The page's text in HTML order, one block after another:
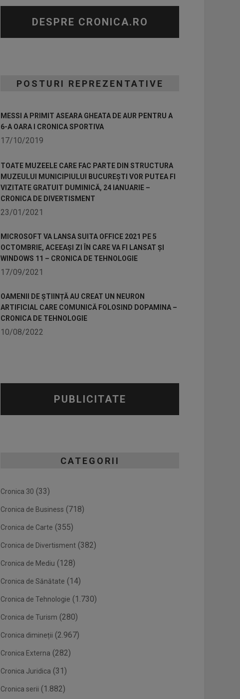
DESPRE CRONICA.RO
POSTURI REPREZENTATIVE
MESSI A PRIMIT ASEARA GHEATA DE AUR PENTRU A
6-A OARA I CRONICA SPORTIVA
17/10/2019
TOATE MUZEELE CARE FAC PARTE DIN STRUCTURA
MUZEULUI MUNICIPIULUI BUCUREȘTI VOR PUTEA FI
VIZITATE GRATUIT DUMINICĂ, 24 IANUARIE –
CRONICA DE DIVERTISMENT
23/01/2021
MICROSOFT VA LANSA SUITA OFFICE 2021 PE 5
OCTOMBRIE, ACEEAȘI ZI ÎN CARE VA FI LANSAT ȘI
WINDOWS 11 – CRONICA DE TEHNOLOGIE
17/09/2021
OAMENII DE ȘTIINȚĂ AU CREAT UN NEURON
ARTIFICIAL CARE COMUNICĂ FOLOSIND DOPAMINA –
CRONICA DE TEHNOLOGIE
10/08/2022
PUBLICITATE
CATEGORII
Cronica 30 (33)
Cronica de Business (718)
Cronica de Carte (355)
Cronica de Divertisment (382)
Cronica de Mediu (128)
Cronica de Sănătate (14)
Cronica de Tehnologie (1.730)
Cronica de Turism (280)
Cronica dimineții (2.967)
Cronica Externa (282)
Cronica Juridica (31)
Cronica serii (1.882)